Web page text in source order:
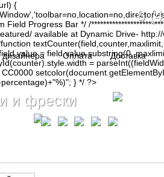
{
Field Progress Bar */ /
available at Dynamic Drive-
= field.value.substring(0,
=
} */ ?>
и фрески
8
дизайнера Оплата Доставка